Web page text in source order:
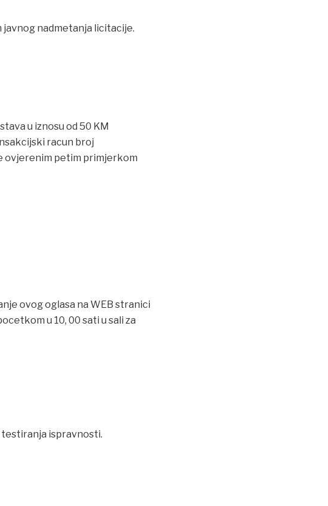
javnog nadmetanja licitacije.
u iznosu od 50 KM
racun broj
ovjerenim petim primjerkom
ovog oglasa na WEB stranici
u 10, 00 sati u sali za
testiranja ispravnosti.